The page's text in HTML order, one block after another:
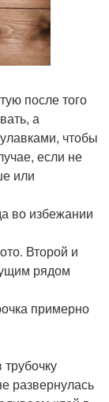
после того
а
чтобы
если не
или
во избежании
Второй и
рядом
примерно
развернулась